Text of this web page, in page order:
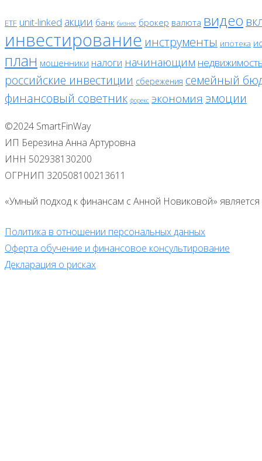
ETF unit-linked акции банк бизнес брокер валюта видео
инвестирование инструменты ипотека
план мошенники налоги начинающим
российские инвестиции сбережения семейный
финансовый советник форекс экономия эмоции
©2024 SmartFinWay
ИП Березина Анна Артуровна
ИНН 502938130200
ОГРНИП 320508100213611
«Умный подход к финансам с Анной Новиковой»
Политика в отношении персональных данных
Оферта обучение и финансовое консультирование
Декларация о рисках